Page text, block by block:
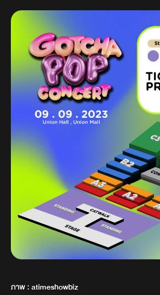
ภาพ : atimeshowbiz